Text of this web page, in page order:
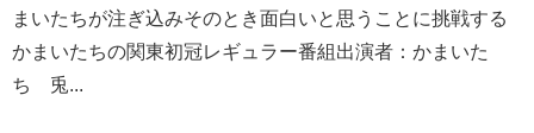
まいたちが注ぎ込みそのとき面白いと思うことに挑戦する
かまいたちの関東初冠レギュラー番組出演者：かまいた
ち 兎...